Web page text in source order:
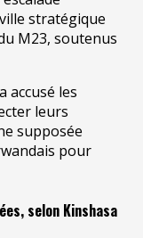
stratégique
M23, soutenus
accusé les
leurs
supposée
pour
selon Kinshasa